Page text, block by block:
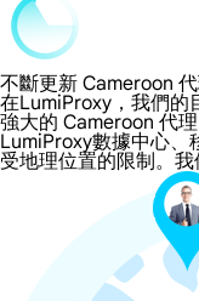
不斷更新 Cameroon
在LumiProxy，我們的
強大的 Cameroon 代
LumiProxy數據中心、
受地理位置的限制。